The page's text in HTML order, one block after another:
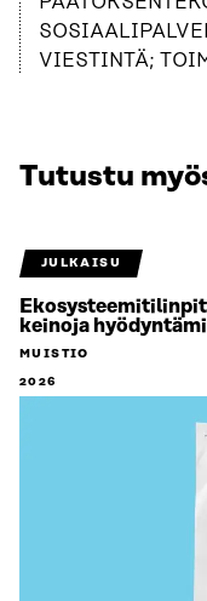
VIESTINTÄ;
Tutustu
JULKAISU
keinoja
MUISTIO
2026